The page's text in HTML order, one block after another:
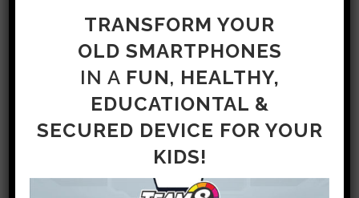
05 MAR AIDE AUX
TRANSFORM YOUR
OLD SMARTPHONES
IN A FUN, HEALTHY,
EDUCATIONTAL &
SECURED DEVICE FOR YOUR
KIDS!